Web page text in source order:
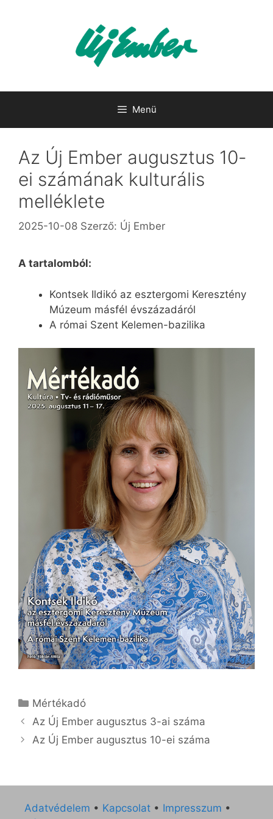
Menü
Az Új Ember augusztus 10-
ei számának kulturális
melléklete
2025-10-08 Szerző: Új Ember
A tartalomból:
Kontsek Ildikó az esztergomi Keresztény
Múzeum másfél évszázadáról
A római Szent Kelemen-bazilika
Kategória
Mértékadó
Az Új Ember augusztus 3-ai száma
Az Új Ember augusztus 10-ei száma
Adatvédelem • Kapcsolat • Impresszum •